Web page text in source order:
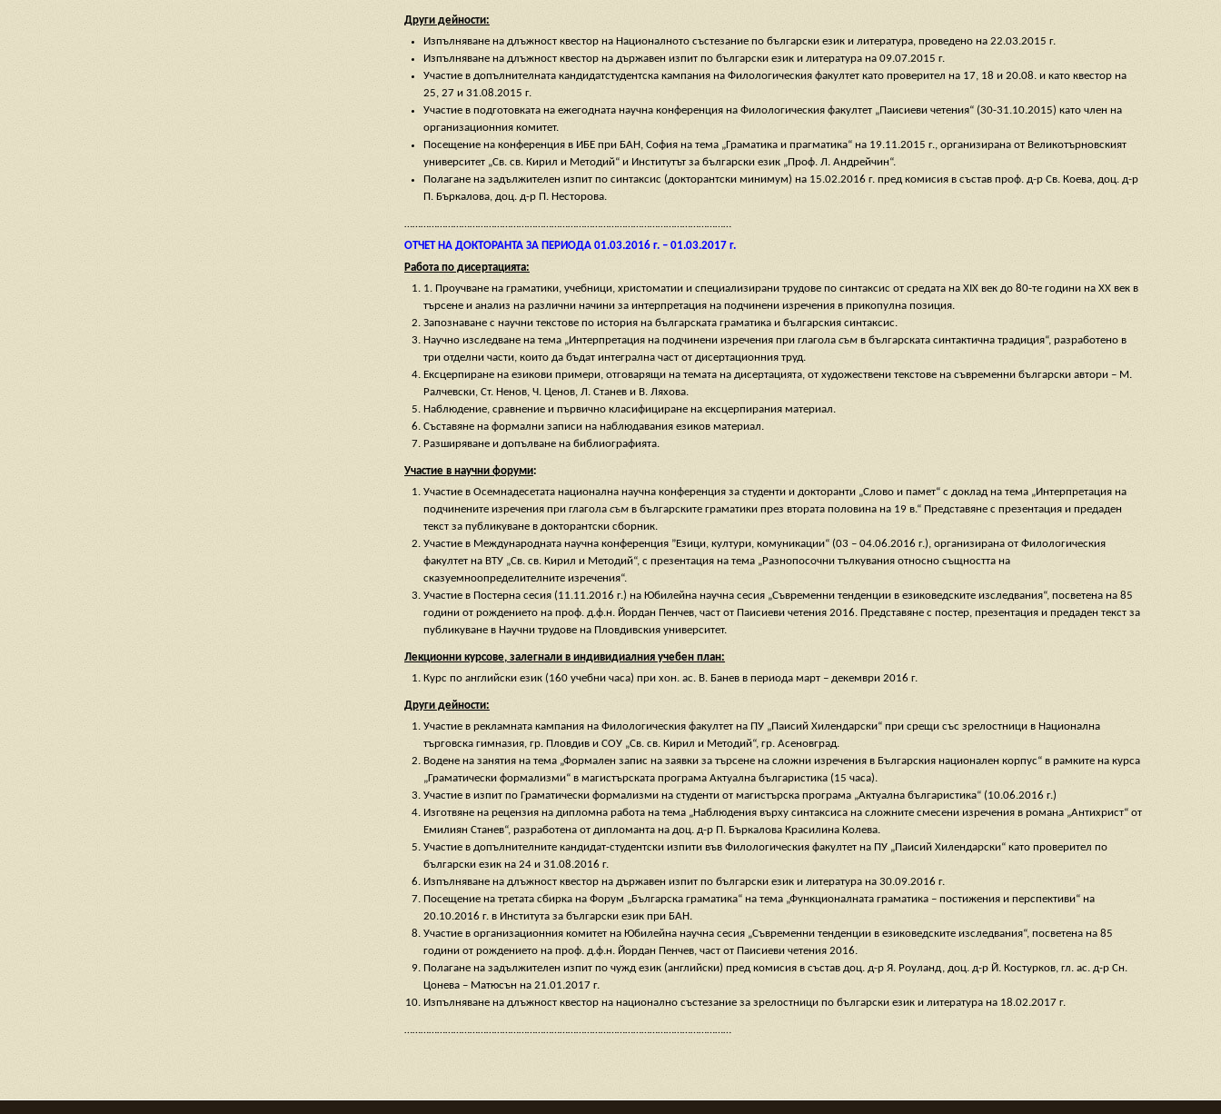
Други дейности:
Изпълняване на длъжност квестор на Националното състезание по български език и литература, проведено на 22.03.2015 г.
Изпълняване на длъжност квестор на държавен изпит по български език и литература на 09.07.2015 г.
Участие в допълнителната кандидатстудентска кампания на Филологическия факултет като проверител на 17, 18 и 20.08. и като квестор на
25, 27 и 31.08.2015 г.
Участие в подготовката на ежегодната научна конференция на Филологическия факултет „Паисиеви четения“ (30-31.10.2015) като член на
организационния комитет.
Посещение на конференция в ИБЕ при БАН, София на тема „Граматика и прагматика“ на 19.11.2015 г., организирана от Великотърновският
университет „Св. св. Кирил и Методий“ и Институтът за български език „Проф. Л. Андрейчин“.
Полагане на задължителен изпит по синтаксис (докторантски минимум) на 15.02.2016 г. пред комисия в състав проф. д-р Св. Коева, доц. д-р
П. Бъркалова, доц. д-р П. Несторова.
…………………………………………………………………………………………………………
ОТЧЕТ НА ДОКТОРАНТА ЗА ПЕРИОДА 01.03.2016 г. – 01.03.2017 г.
Работа по дисертацията:
1. Проучване на граматики, учебници, христоматии и специализирани трудове по синтаксис от средата на XIX век до 80-те години на XX век в
търсене и анализ на различни начини за интерпретация на подчинени изречения в прикопулна позиция.
Запознаване с научни текстове по история на българската граматика и българския синтаксис.
Научно изследване на тема „Интерпретация на подчинени изречения при глагола съмв българската синтактична традиция“, разработено в
три отделни части, които да бъдат интегрална част от дисертационния труд.
Ексцерпиране на езикови примери, отговарящи на темата на дисертацията, от художествени текстове на съвременни български автори – М.
Ралчевски, Ст. Ненов, Ч. Ценов, Л. Станев и В. Ляхова.
Наблюдение, сравнение и първично класифициране на ексцерпирания материал.
Съставяне на формални записи на наблюдавания езиков материал.
Разширяване и допълване на библиографията.
Участие в научни форуми:
Участие в Осемнадесетата национална научна конференция за студенти и докторанти „Слово и памет“ с доклад на тема „Интерпретация на
подчинените изречения при глагола съмв българските граматики през втората половина на 19 в.“ Представяне с презентация и предаден
текст за публикуване в докторантски сборник.
Участие в Международната научна конференция ”Езици, култури, комуникации“ (03 – 04.06.2016 г.), организирана от Филологическия
факултет на ВТУ „Св. св. Кирил и Методий“, с презентация на тема „Разнопосочни тълкувания относно същността на
сказуемноопределителните изречения“.
Участие в Постерна сесия (11.11.2016 г.) на Юбилейна научна сесия „Съвременни тенденции в езиковедските изследвания“, посветена на 85
години от рождението на проф. д.ф.н. Йордан Пенчев, част от Паисиеви четения 2016. Представяне с постер, презентация и предаден текст за
публикуване в Научни трудове на Пловдивския университет.
Лекционни курсове, залегнали в индивидиалния учебен план:
Курс по английски език (160 учебни часа) при хон. ас. В. Банев в периода март – декември 2016 г.
Други дейности:
Участие в рекламната кампания на Филологическия факултет на ПУ „Паисий Хилендарски“ при срещи със зрелостници в Национална
търговска гимназия, гр. Пловдив и СОУ „Св. св. Кирил и Методий“, гр. Асеновград.
Водене на занятия на тема „Формален запис на заявки за търсене на сложни изречения в Българския национален корпус“ в рамките на курса
„Граматически формализми“ в магистърската програма Актуална българистика (15 часа).
Участие в изпит по Граматически формализми на студенти от магистърска програма „Актуална българистика“ (10.06.2016 г.)
Изготвяне на рецензия на дипломна работа на тема „Наблюдения върху синтаксиса на сложните смесени изречения в романа „Антихрист“ от
Емилиян Станев“, разработена от дипломантa на доц. д-р П. Бъркалова Красилина Колева.
Участие в допълнителните кандидат-студентски изпити във Филологическия факултет на ПУ „Паисий Хилендарски“ като проверител по
български език на 24 и 31.08.2016 г.
Изпълняване на длъжност квестор на държавен изпит по български език и литература на 30.09.2016 г.
Посещение на третата сбирка на Форум „Българска граматика“ на тема „Функционалната граматика – постижения и перспективи“ на
20.10.2016 г. в Института за български език при БАН.
Участие в организационния комитет на Юбилейна научна сесия „Съвременни тенденции в езиковедските изследвания“, посветена на 85
години от рождението на проф. д.ф.н. Йордан Пенчев, част от Паисиеви четения 2016.
Полагане на задължителен изпит по чужд език (английски) пред комисия в състав доц. д-р Я. Роуланд, доц. д-р Й. Костурков, гл. ас. д-р Сн.
Цонева – Матюсън на 21.01.2017 г.
Изпълняване на длъжност квестор на национално състезание за зрелостници по български език и литература на 18.02.2017 г.
…………………………………………………………………………………………………………